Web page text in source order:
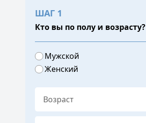
ШАГ 1
Кто вы по полу и возрасту?
Мужской
Женский